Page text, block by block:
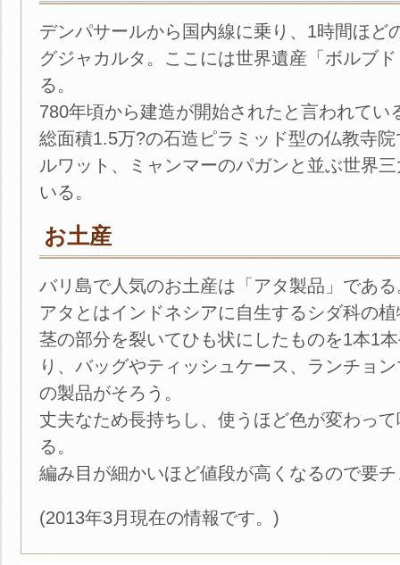
デンパサールから国内線に乗り、1時間ほど
グジャカルタ。ここには世界遺産「ボルブ
る。
780年頃から建造が開始されたと言われてい
総面積1.5万?の石造ピラミッド型の仏教寺
ルワット、ミャンマーのパガンと並ぶ世界
いる。
お土産
バリ島で人気のお土産は「アタ製品」であ
アタとはインドネシアに自生するシダ科の
茎の部分を裂いてひも状にしたものを1本1
り、バッグやティッシュケース、ランチョ
の製品がそろう。
丈夫なため長持ちし、使うほど色が変わっ
る。
編み目が細かいほど値段が高くなるので要
(2013年3月現在の情報です。)